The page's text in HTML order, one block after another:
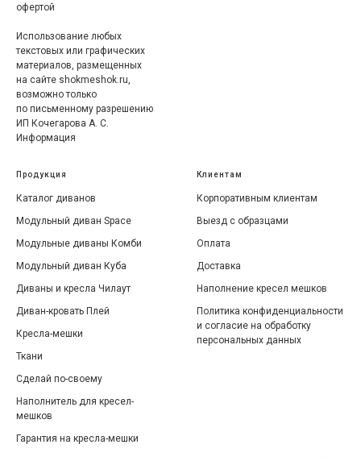
офертой
Использование любых
текстовых или графических
материалов, размещенных
на сайте shokmeshok.ru,
возможно только
по письменному разрешению
ИП Кочегарова А. С.
Информация
Продукция
Каталог диванов
Модульный диван Space
Модульные диваны Комби
Модульный диван Куба
Диваны и кресла Чилаут
Диван-кровать Плей
Кресла-мешки
Ткани
Сделай по-своему
Наполнитель для кресел-
мешков
Гарантия на кресла-мешки
Клиентам
Корпоративным клиентам
Выезд с образцами
Оплата
Доставка
Наполнение кресел мешков
Политика конфиденциальности
и согласие на обработку
персональных данных